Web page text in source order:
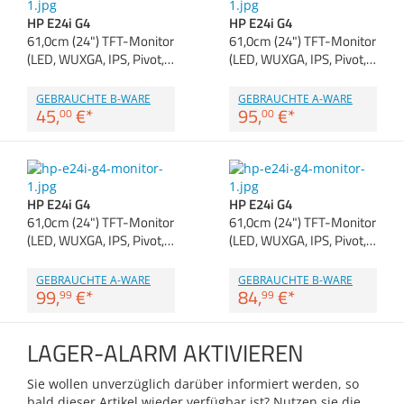
Zubehör
Anmelden | Registrieren
Merkzettel
HP E24i G4
61,0cm (24") TFT-Monitor
(LED, WUXGA, IPS, Pivot,…
GEBRAUCHTE B-WARE
45,00 €*
HP E24i G4
61,0cm (24") TFT-Monitor
(LED, WUXGA, IPS, Pivot,…
GEBRAUCHTE A-WARE
95,00 €*
HP E24i G4
61,0cm (24") TFT-Monitor
(LED, WUXGA, IPS, Pivot,…
GEBRAUCHTE A-WARE
99,99 €*
HP E24i G4
61,0cm (24") TFT-Monitor
(LED, WUXGA, IPS, Pivot,…
GEBRAUCHTE B-WARE
84,99 €*
LAGER-ALARM AKTIVIEREN
Sie wollen unverzüglich darüber informiert werden, so